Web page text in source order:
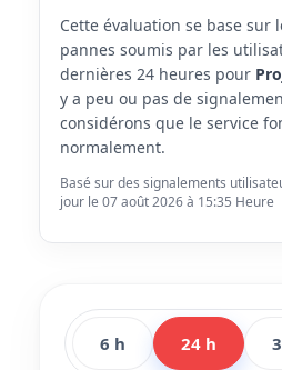
Cette évaluation se base sur
pannes soumis par les
dernières 24 heures pour
y a peu ou pas de
considérons que le service
normalement.
Basé sur des signalements
jour le 07 août 2026 à 15:35 Heure
6 h 24 h